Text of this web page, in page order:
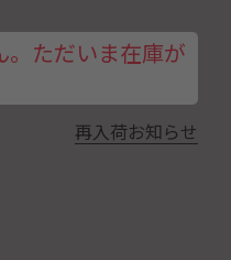
。ただいま在庫が
再入荷お知らせ